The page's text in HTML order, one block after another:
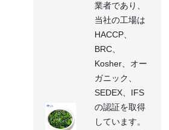
業者であり、
当社の工場は
HACCP、
BRC、
Kosher、オー
ガニック、
SEDEX、IFS
の認証を取得
しています。